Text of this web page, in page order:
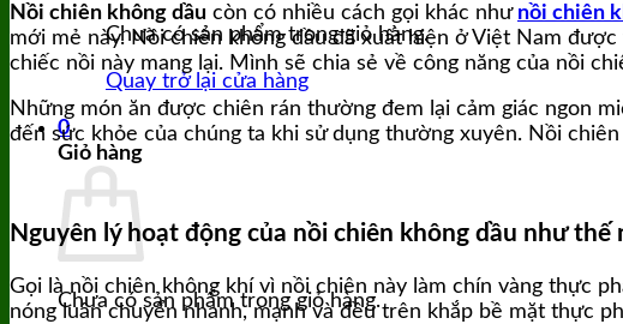
Chưa có sản phẩm trong giỏ hàng.
Quay trở lại cửa hàng
0
Giỏ hàng
Chưa có sản phẩm trong giỏ hàng.
Nồi chiên không dầu còn có nhiều cách gọi khác như nồi chiên
mới mẻ này. Nồi chiên không dầu đã xuất hiện ở Việt Nam
chiếc nồi này mang lại. Mình sẽ chia sẻ về công năng của nồi
Những món ăn được chiên rán thường đem lại cảm giác ngon
đến sức khỏe của chúng ta khi sử dụng thường xuyên. Nồi
Nguyên lý hoạt động của nồi chiên không dầu như thế
Gọi là nồi chiên không khí vì nồi chiên này làm chín vàng thực
nóng luân chuyển nhanh, mạnh và đều trên khắp bề mặt thực